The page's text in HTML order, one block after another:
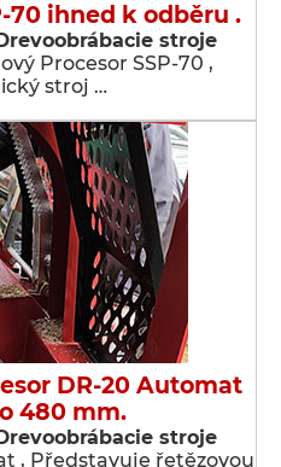
70 ihned k odběru .
stroje
Procesor SSP-70 ,
stroj …
DR-20 Automat
480 mm.
stroje
, Představuje řetězovou